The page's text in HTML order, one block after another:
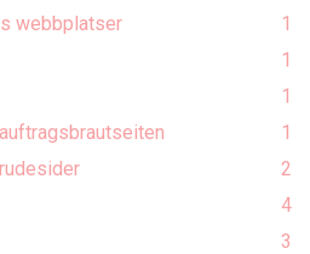
webbplatser
1
1
1
1
2
4
3